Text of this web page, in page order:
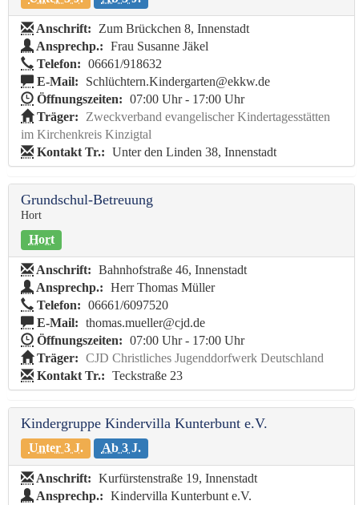
Anschrift: Zum Brückchen 8, Innenstadt
Ansprechp.: Frau Susanne Jäkel
Telefon: 06661/918632
E-Mail:
Schlüchtern.Kindergarten@ekkw.de
Öffnungszeiten: 07:00 Uhr - 17:00 Uhr
Träger: Zweckverband evangelischer Kindertagesstätten
im Kirchenkreis Kinzigtal
Kontakt Tr.: Unter den Linden 38, Innenstadt
Grundschul-Betreuung
Hort
Hort
Anschrift: Bahnhofstraße 46, Innenstadt
Ansprechp.: Herr Thomas Müller
Telefon: 06661/6097520
E-Mail: thomas.mueller@cjd.de
Öffnungszeiten: 07:00 Uhr - 17:00 Uhr
Träger: CJD Christliches Jugenddorfwerk Deutschland
Kontakt Tr.: Teckstraße 23
Kindergruppe Kindervilla Kunterbunt e.V.
Unter 3 J. Ab 3 J.
Anschrift: Kurfürstenstraße 19, Innenstadt
Ansprechp.: Kindervilla Kunterbunt e.V.